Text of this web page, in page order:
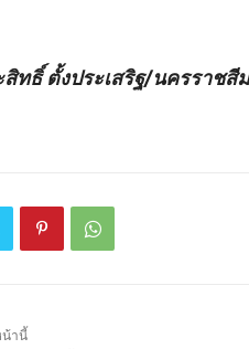
ทธิ์ ตั้งประเสริฐ/นครราชสี
านี้